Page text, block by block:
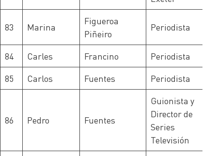
83 Marina
Figueroa
Piñeiro
Periodista
84 Carles Francino
Periodista
85
Carlos Fuentes Periodista
86 Pedro Fuentes
Guionista y
Director de
Series
Televisión